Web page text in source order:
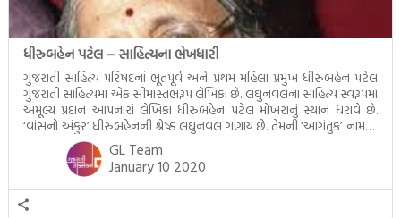
ધીરુબહેન પટેલ – સાહિત્યના ભેખધારી
ગુજરાતી સાહિત્ય પરિષદનાં ભૂતપૂર્વ અને પ્રથમ મહિલા પ્રમુખ ધીરુબહેન પટેલ
ગુજરાતી સાહિત્યમાં એક સીમાસ્તંભરૂપ લેખિકા છે. લઘુનવલના સાહિત્ય સ્વરૂપમાં
અમૂલ્ય પ્રદાન આપનારાં લેખિકા ધીરુબહેન પટેલ મોખરાનું સ્થાન ધરાવે છે.
‘વાંસનો અંકુર’ ધીરુબહેનની શ્રેષ્ઠ લઘુનવલ ગણાય છે. તેમની ‘આગંતુક’ નામની
સર્જનકૃતિ સમસ્યાનવલ છે. ધીરુબહેને નારી હૃદયના ‘વડવાનલ’, ‘હુતાશન’ અને
‘આંધળી ગલી’ જેવી કૃતિઓમાં જીવનની વ્યથાનું હૃદયદ્રાવક […]
GL Team
January 10 2020